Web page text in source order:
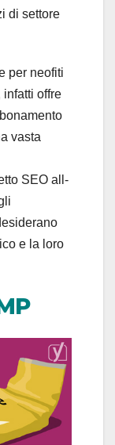
di settore
per neofiti
offre
vasta
SEO all-
e la loro